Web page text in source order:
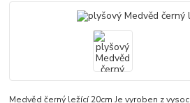
Medvěd černý ležící 20cm Je vyroben z